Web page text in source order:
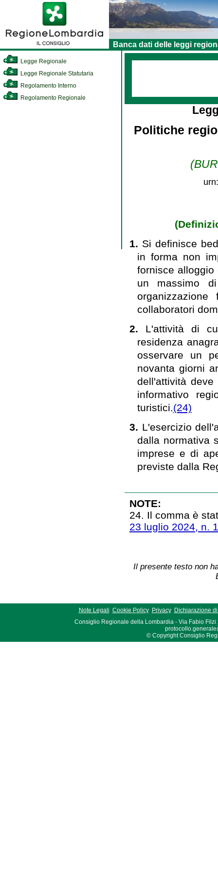
Banca dati delle leggi
Legge Regionale
Legge Regionale Statutaria
Regolamento Interno
Regolamento Regionale
Politiche
1. Si definisce
in forma non
fornisce
un massimo
collaboratori
2. L'attività di
residenza
osservare un
novanta giorni
dell'attività
informativo
turistici.(24)
3. L'esercizio
dalla normativa
imprese e di
previste dalla
NOTE:
24. Il comma è
23 luglio 2024, n.
Il presente testo non
Note Legali Cookie Policy Privacy
Dichiarazione
Consiglio Regionale della Lombardia - Via Fabio Filzi
© Copyright Consiglio